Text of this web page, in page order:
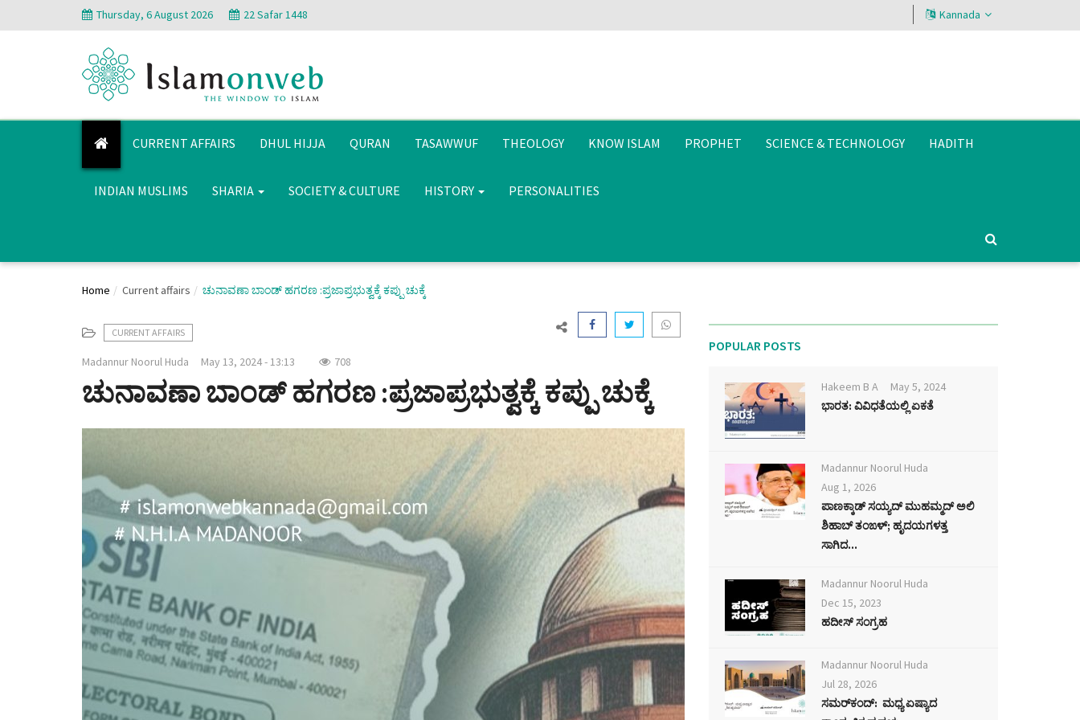
Thursday, 6 August 2026 22 Safar 1448 Kannada
CURRENT AFFAIRS DHUL HIJJA QURAN TASAWWUF THEOLOGY KNOW ISLAM PROPHET SCIENCE & TECHNOLOGY HADITH
INDIAN MUSLIMS SHARIA SOCIETY & CULTURE HISTORY PERSONALITIES
Home Current affairs ಚುನಾವಣಾ ಬಾಂಡ್ ಹಗರಣ :ಪ್ರಜಾಪ್ರಭುತ್ವಕ್ಕೆ ಕಪ್ಪು ಚುಕ್ಕೆ
CURRENT AFFAIRS
Madannur Noorul Huda May 13, 2024 - 13:13 708
ಚುನಾವಣಾ ಬಾಂಡ್ ಹಗರಣ :ಪ್ರಜಾಪ್ರಭುತ್ವಕ್ಕೆ ಕಪ್ಪು ಚುಕ್ಕೆ
POPULAR POSTS
Hakeem B A
May 5, 2024
ಭಾರತ: ವಿವಿಧತೆಯಲ್ಲಿ ಏಕತೆ
Madannur Noorul Huda
Aug 1, 2026
ಪಾಣಕ್ಕಾಡ್ ಸಯ್ಯದ್ ಮುಹಮ್ಮದ್ ಅಲಿ
ಶಿಹಾಬ್ ತಂಙಳ್; ಹೃದಯಗಳತ್ತ
ಸಾಗಿದ...
Madannur Noorul Huda
Dec 15, 2023
ಹದೀಸ್ ಸಂಗ್ರಹ
Madannur Noorul Huda
Jul 28, 2026
ಸಮರ್‌ಕಂದ್: ಮಧ್ಯ ಏಷ್ಯಾದ